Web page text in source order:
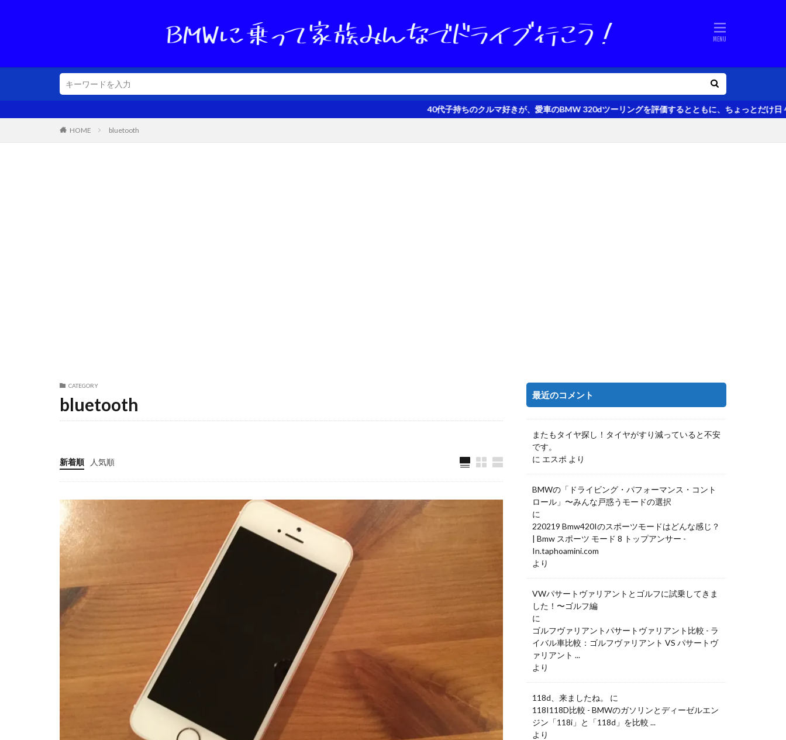
40代子持ちのクルマ好きが、愛車のBMW 320dツーリングを評価するとともに、ちょっとだけ日々を楽しくするクル
HOME bluetooth
CATEGORY
bluetooth
新着順 人気順
最近のコメント
またもタイヤ探し！タイヤがすり減っていると不安
です。
に エスポ より
BMWの「ドライビング・パフォーマンス・コント
ロール」〜みんな戸惑うモードの選択
に
220219 Bmw420Iのスポーツモードはどんな感じ？
| Bmw スポーツ モード 8 トップアンサー -
In.taphoamini.com
より
VWパサートヴァリアントとゴルフに試乗してきま
した！〜ゴルフ編
に
ゴルフヴァリアントパサートヴァリアント比較 - ラ
イバル車比較：ゴルフヴァリアント VS パサートヴ
ァリアント ...
より
118d、来ましたね。
に
118I118D比較 - BMWのガソリンとディーゼルエン
ジン「118i」と「118d」を比較 ...
より